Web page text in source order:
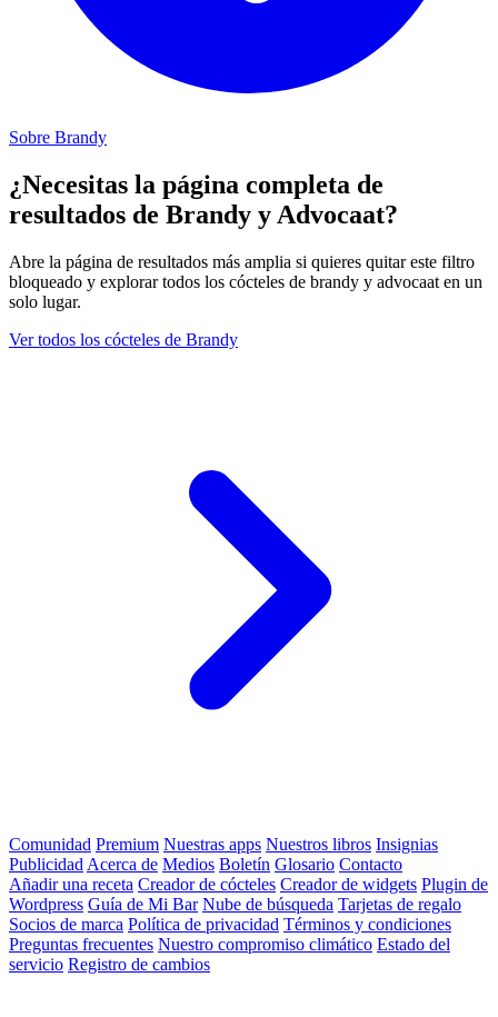
Sobre Brandy
¿Necesitas la página completa de
resultados de Brandy y Advocaat?
Abre la página de resultados más amplia si quieres quitar este filtro
bloqueado y explorar todos los cócteles de brandy y advocaat en un
solo lugar.
Ver todos los cócteles de Brandy
Comunidad Premium Nuestras apps Nuestros libros Insignias
Publicidad Acerca de Medios Boletín Glosario Contacto
Añadir una receta Creador de cócteles Creador de widgets Plugin de
Wordpress Guía de Mi Bar Nube de búsqueda Tarjetas de regalo
Socios de marca Política de privacidad Términos y condiciones
Preguntas frecuentes Nuestro compromiso climático Estado del
servicio Registro de cambios